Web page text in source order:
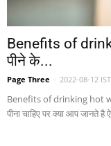
Benefits of
पीने के...
Page Three - 2022-08-12
Benefits of drinking hot
पीना चाहिए पर क्या आप जानते है